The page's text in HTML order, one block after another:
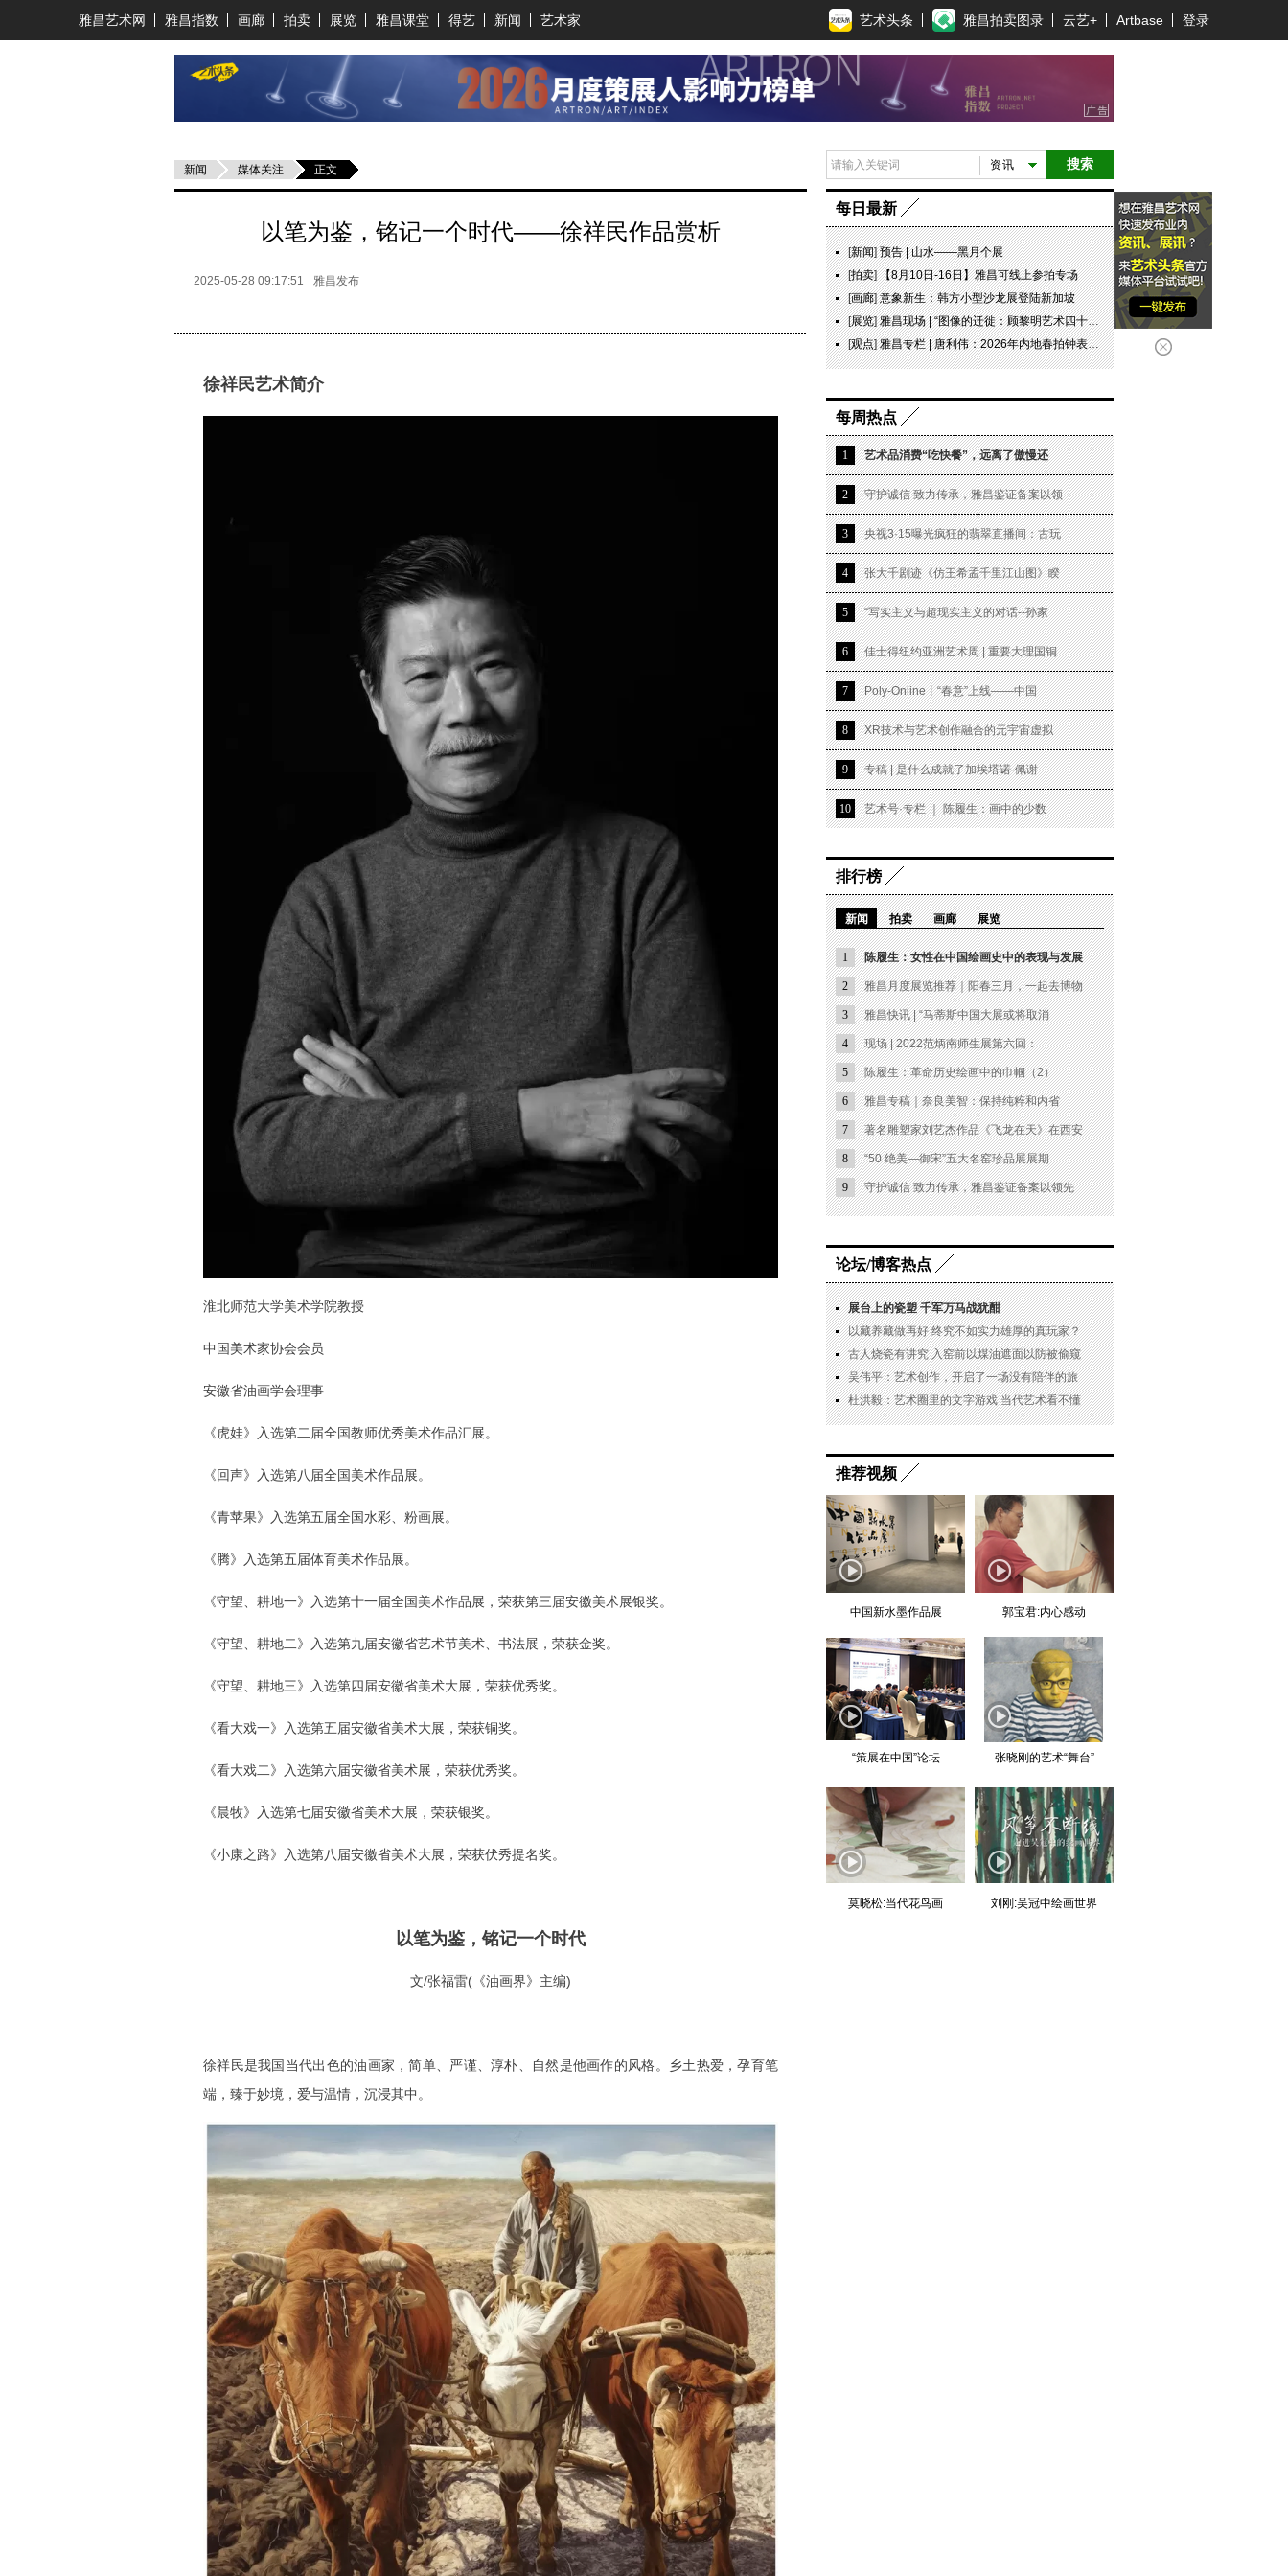
雅昌艺术网 雅昌指数 画廊 拍卖 展览 雅昌课堂 得艺 新闻 艺术家 艺术头条 雅昌拍卖图录 云艺+ Artbase 登录
新闻 媒体关注 正文
以笔为鉴，铭记一个时代——徐祥民作品赏析
2025-05-28 09:17:51 雅昌发布
徐祥民艺术简介
淮北师范大学美术学院教授
中国美术家协会会员
安徽省油画学会理事
《虎娃》入选第二届全国教师优秀美术作品汇展。
《回声》入选第八届全国美术作品展。
《青苹果》入选第五届全国水彩、粉画展。
《腾》入选第五届体育美术作品展。
《守望、耕地一》入选第十一届全国美术作品展，荣获第三届安徽美术展银奖。
《守望、耕地二》入选第九届安徽省艺术节美术、书法展，荣获金奖。
《守望、耕地三》入选第四届安徽省美术大展，荣获优秀奖。
《看大戏一》入选第五届安徽省美术大展，荣获铜奖。
《看大戏二》入选第六届安徽省美术展，荣获优秀奖。
《晨牧》入选第七届安徽省美术大展，荣获银奖。
《小康之路》入选第八届安徽省美术大展，荣获伏秀提名奖。
以笔为鉴，铭记一个时代
文/张福雷(《油画界》主编)
徐祥民是我国当代出色的油画家，简单、严谨、淳朴、自然是他画作的风格。乡土热爱，孕育笔
端，臻于妙境，爱与温情，沉浸其中。
搜索
资讯
每日最新
[新闻]预告 | 山水——黑月个展
[拍卖]【8月10日-16日】雅昌可线上参拍专场
[画廊]意象新生：韩方小型沙龙展登陆新加坡
[展览]雅昌现场 | “图像的迁徙：顾黎明艺术四十年” 一场回望与再出发
[观点]雅昌专栏 | 唐利伟：2026年内地春拍钟表市场观察 赛道重构、圈层分化与收藏逻辑迭代
每周热点
1 艺术品消费“吃快餐”，远离了傲慢还
2 守护诚信 致力传承，雅昌鉴证备案以领
3 央视3·15曝光疯狂的翡翠直播间：古玩
4 张大千剧迹《仿王希孟千里江山图》睽
5 “写实主义与超现实主义的对话--孙家
6 佳士得纽约亚洲艺术周 | 重要大理国铜
7 Poly-Online丨“春意”上线——中国
8 XR技术与艺术创作融合的元宇宙虚拟
9 专稿 | 是什么成就了加埃塔诺·佩谢
10 艺术号·专栏 ｜ 陈履生：画中的少数
排行榜
新闻 拍卖 画廊 展览
1 陈履生：女性在中国绘画史中的表现与发展
2 雅昌月度展览推荐｜阳春三月，一起去博物
3 雅昌快讯 | “马蒂斯中国大展或将取消
4 现场 | 2022范炳南师生展第六回：
5 陈履生：革命历史绘画中的巾帼（2）
6 雅昌专稿｜奈良美智：保持纯粹和内省
7 著名雕塑家刘艺杰作品《飞龙在天》在西安
8 “50 绝美—御宋”五大名窑珍品展展期
9 守护诚信 致力传承，雅昌鉴证备案以领先
论坛/博客热点
展台上的瓷塑 千军万马战犹酣
以藏养藏做再好 终究不如实力雄厚的真玩家？
古人烧瓷有讲究 入窑前以煤油遮面以防被偷窥
吴伟平：艺术创作，开启了一场没有陪伴的旅
杜洪毅：艺术圈里的文字游戏 当代艺术看不懂
推荐视频
中国新水墨作品展 郭宝君:内心感动
“策展在中国”论坛 张晓刚的艺术“舞台”
莫晓松:当代花鸟画 刘刚:吴冠中绘画世界